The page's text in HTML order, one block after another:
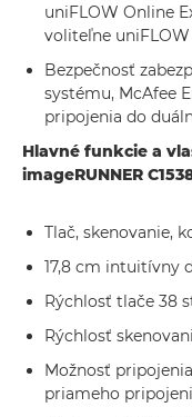
uniFLOW Online
voliteľne
Bezpečnosť
systému, McAfee
pripojenia do
Hlavné funkcie a
imageRUNNER
Tlač, skenovanie,
17,8 cm intuitívny
Rýchlosť tlače 38
Rýchlosť
Možnosť
priameho